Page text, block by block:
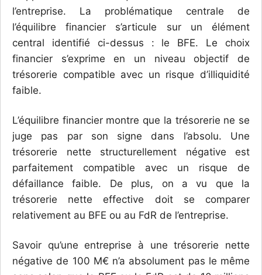
l’entreprise. La problématique centrale de
l’équilibre financier s’articule sur un élément
central identifié ci-dessus : le BFE. Le choix
financier s’exprime en un niveau objectif de
trésorerie compatible avec un risque d’illiquidité
faible.
L’équilibre financier montre que la trésorerie ne se
juge pas par son signe dans l’absolu. Une
trésorerie nette structurellement négative est
parfaitement compatible avec un risque de
défaillance faible. De plus, on a vu que la
trésorerie nette effective doit se comparer
relativement au BFE ou au FdR de l’entreprise.
Savoir qu’une entreprise à une trésorerie nette
négative de 100 M€ n’a absolument pas le même